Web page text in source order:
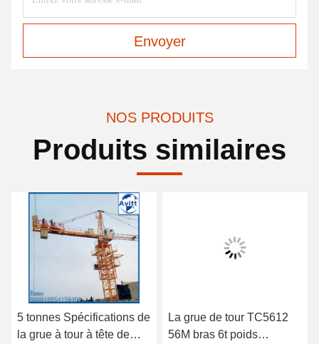
Envoyer
NOS PRODUITS
Produits similaires
5 tonnes Spécifications de
la grue à tour à tête de
La grue de tour TC5612
56M bras 6t poids